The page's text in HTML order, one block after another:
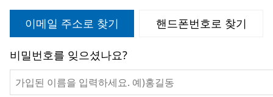
이메일 주소로 찾기 핸드폰번호로 찾기
비밀번호를 잊으셨나요?